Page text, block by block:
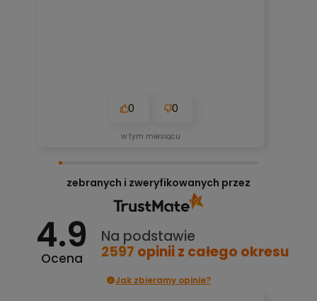
0 0
w tym miesiącu
zebranych i zweryfikowanych przez
4.9
Ocena
Na podstawie
2597 opiniiz całego okresu
Jak zbieramy opinie?